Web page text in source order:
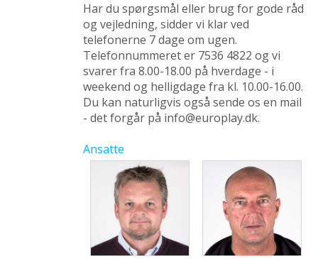
Har du spørgsmål eller brug for gode råd
og vejledning, sidder vi klar ved
telefonerne 7 dage om ugen.
Telefonnummeret er 7536 4822 og vi
svarer fra 8.00-18.00 på hverdage - i
weekend og helligdage fra kl. 10.00-16.00.
Du kan naturligvis også sende os en mail
- det forgår på info@europlay.dk.
Ansatte